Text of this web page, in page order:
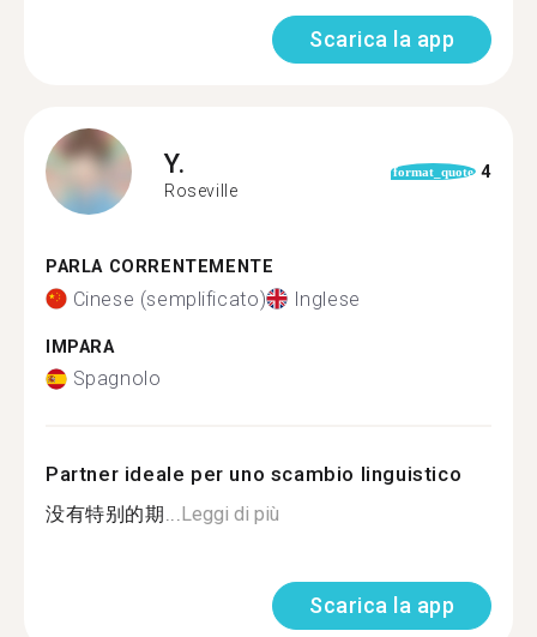
Scarica la app
Y.
Roseville
format_quote 4
PARLA CORRENTEMENTE
Cinese (semplificato) Inglese
IMPARA
Spagnolo
Partner ideale per uno scambio linguistico
没有特别的期...Leggi di più
Scarica la app